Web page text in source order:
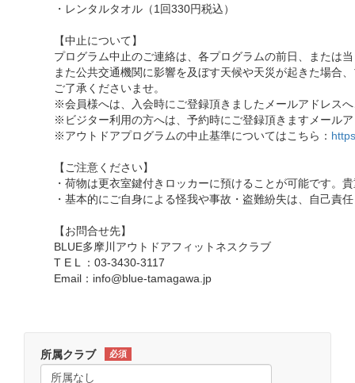
・レンタルタオル（1回330円税込）
【中止について】
プログラム中止のご連絡は、各プログラムの前日、または
また公共交通機関に影響を及ぼす天候や天災が起きた場合
ご了承くださいませ。
※会員様へは、入会時にご登録頂きましたメールアドレス
※ビジター利用の方へは、予約時にご登録頂きますメール
※アウトドアプログラムの中止基準についてはこちら：
【ご注意ください】
・荷物は更衣室鍵付きロッカーに預けることが可能です。
・基本的にご自身による怪我や事故・盗難紛失は、自己責
【お問合せ先】
BLUE多摩川アウトドアフィットネスクラブ
T E L ：03-3430-3117
Email：info@blue-tamagawa.jp
所属クラブ 必須